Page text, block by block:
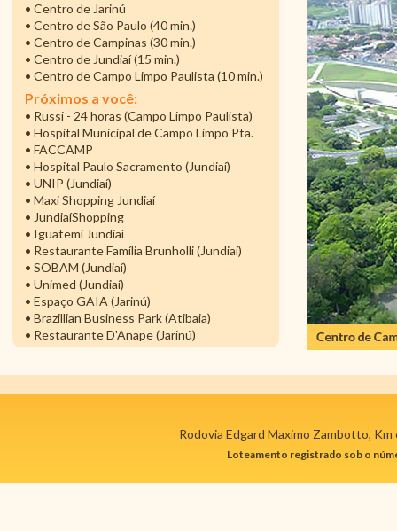
• Centro de Jarinú
• Centro de São Paulo (40 min.)
• Centro de Campinas (30 min.)
• Centro de Jundiaí (15 min.)
• Centro de Campo Limpo Paulista (10 min.)
Próximos a você:
• Russi - 24 horas (Campo Limpo Paulista)
• Hospital Municipal de Campo Limpo Pta.
• FACCAMP
• Hospital Paulo Sacramento (Jundiaí)
• UNIP (Jundiaí)
• Maxi Shopping Jundiaí
• JundiaíShopping
• Iguatemi Jundiaí
• Restaurante Família Brunholli (Jundiaí)
• SOBAM (Jundiaí)
• Unimed (Jundiaí)
• Espaço GAIA (Jarinú)
• Brazillian Business Park (Atibaia)
• Restaurante D'Anape (Jarinú)
Rodovia Edgard Maximo Zambotto, Km
Loteamento registrado sob o